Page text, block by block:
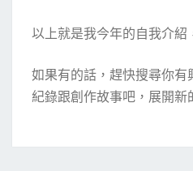
以上就是我今年的自我介紹
如果有的話，趕快搜尋你
紀錄跟創作故事吧，展開新